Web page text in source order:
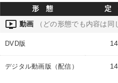
形 態 定
ondemand_video 動画 （どの形態でも内容は同
DVD版
デジタル動画版（配信）